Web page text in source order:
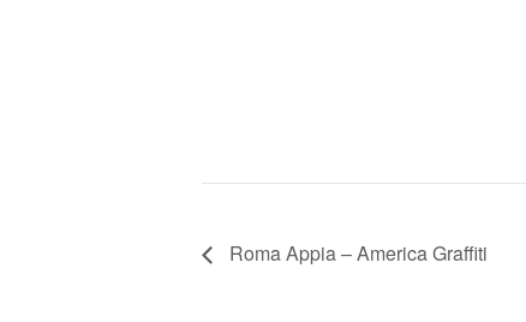
Roma Appia – America Graffiti